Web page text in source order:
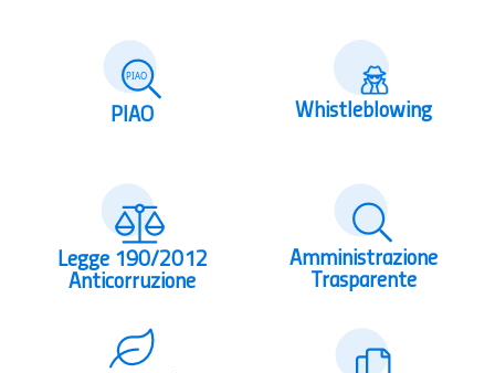
PIAO Whistleblowing
Legge 190/2012
Anticorruzione
Amministrazione
Trasparente